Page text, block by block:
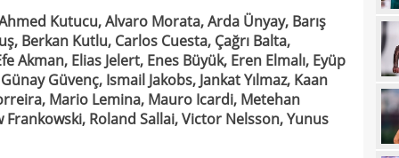
Kutucu, Alvaro Morata, Arda Ünyay, Barış
Berkan Kutlu, Carlos Cuesta, Çağrı Balta,
Akman, Elias Jelert, Enes Büyük, Eren Elmalı, Eyüp
Güvenç, Ismail Jakobs, Jankat Yılmaz, Kaan
Mario Lemina, Mauro Icardi, Metehan
Frankowski, Roland Sallai, Victor Nelsson, Yunus